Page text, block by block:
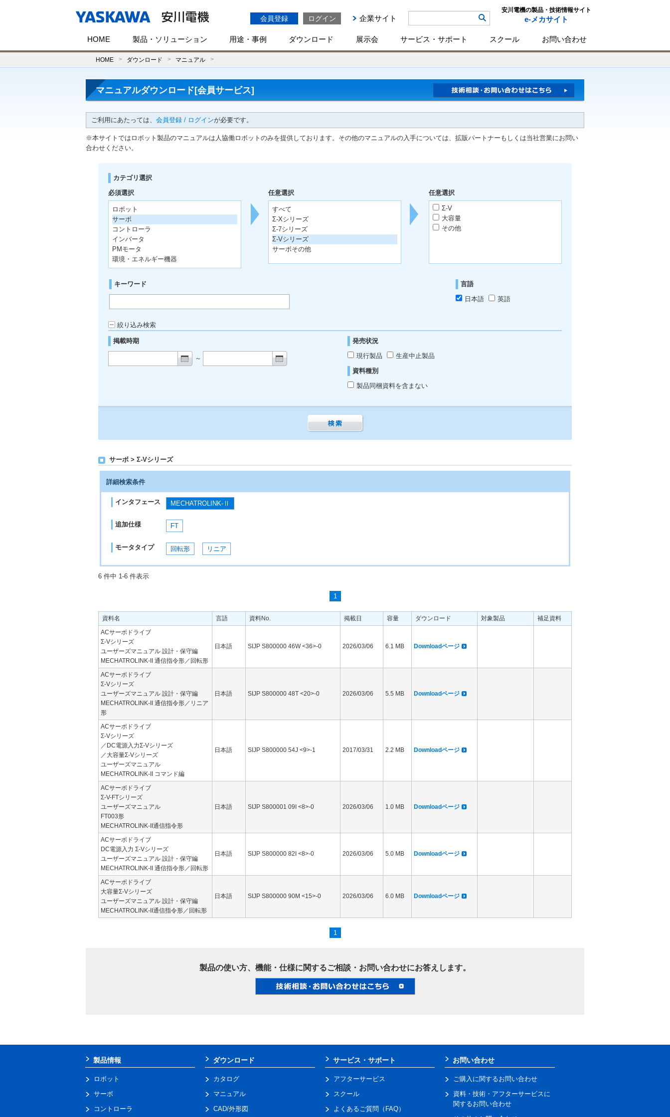
会員登録 ログイン 企業サイト
安川電機の製品・技術情報サイト
e-メカサイト
HOME 製品・ソリューション 用途・事例 ダウンロード 展示会 サービス・サポート スクール お問い合わせ
HOME ダウンロード マニュアル
マニュアルダウンロード[会員サービス]
ご利用にあたっては、 会員登録 / ログインが必要です。
※本サイトではロボット製品のマニュアルは人協働ロボットのみを提供しております。その他のマニュアルの入手については、拡販パートナーもしくは当社営業にお問い
合わせください。
カテゴリ選択
必須選択
ロボット
サーボ
コントローラ
インバータ
PMモータ
環境・エネルギー機器
任意選択
すべて
Σ-Xシリーズ
Σ-7シリーズ
Σ-Vシリーズ
サーボその他
任意選択
Σ-V
大容量
その他
キーワード
言語
日本語
英語
絞り込み検索
掲載時期
～
発売状況
現行製品
生産中止製品
資料種別
製品同梱資料を含まない
サーボ > Σ-Vシリーズ
詳細検索条件
インタフェース MECHATROLINK-Ⅱ
追加仕様 FT
モータタイプ 回転形 リニア
6 件中 1-6 件表示
1
資料名 言語 資料No. 掲載日 容量 ダウンロード 対象製品
補足資料
ACサーボドライブ
Σ-Vシリーズ
ユーザーズマニュアル 設計・保守編
MECHATROLINK-II 通信指令形／回転形
日本語 SIJP S800000 46W <36>-0 2026/03/06 6.1 MB Downloadページ
ACサーボドライブ
Σ-Vシリーズ
ユーザーズマニュアル 設計・保守編
MECHATROLINK-II 通信指令形／リニア
形
日本語 SIJP S800000 48T <20>-0 2026/03/06 5.5 MB Downloadページ
ACサーボドライブ
Σ-Vシリーズ
／DC電源入力Σ-Vシリーズ
／大容量Σ-Vシリーズ
ユーザーズマニュアル
MECHATROLINK-II コマンド編
日本語 SIJP S800000 54J <9>-1 2017/03/31 2.2 MB Downloadページ
ACサーボドライブ
Σ-V-FTシリーズ
ユーザーズマニュアル
FT003形
MECHATROLINK-II通信指令形
日本語 SIJP S800001 09I <8>-0 2026/03/06 1.0 MB Downloadページ
ACサーボドライブ
DC電源入力 Σ-Vシリーズ
ユーザーズマニュアル 設計・保守編
MECHATROLINK-II 通信指令形／回転形
日本語 SIJP S800000 82I <8>-0 2026/03/06 5.0 MB Downloadページ
ACサーボドライブ
大容量Σ-Vシリーズ
ユーザーズマニュアル 設計・保守編
MECHATROLINK-II通信指令形／回転形
日本語 SIJP S800000 90M <15>-0 2026/03/06 6.0 MB Downloadページ
1
製品の使い方、機能・仕様に関するご相談・お問い合わせにお答えします。
製品情報
ロボット
サーボ
コントローラ
ダウンロード
カタログ
マニュアル
CAD/外形図
サービス・サポート
アフターサービス
スクール
よくあるご質問（FAQ）
お問い合わせ
ご購入に関するお問い合わせ
資料・技術・アフターサービスに
関するお問い合わせ